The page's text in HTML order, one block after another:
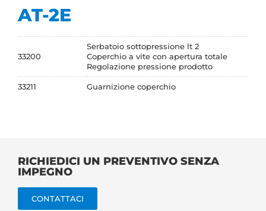
AT-2E
33200
Serbatoio sottopressione lt 2
Coperchio a vite con apertura totale
Regolazione pressione prodotto
33211 Guarnizione coperchio
RICHIEDICI UN PREVENTIVO SENZA
IMPEGNO
CONTATTACI